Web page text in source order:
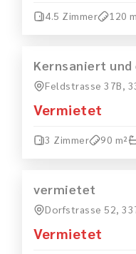
4.5 Zimmer 120
MIETEN VERMIETET
Kernsaniert
Feldstrasse 37B,
Vermietet
3 Zimmer 90 m²
VERMIETET
vermietet
Dorfstrasse 52,
Vermietet